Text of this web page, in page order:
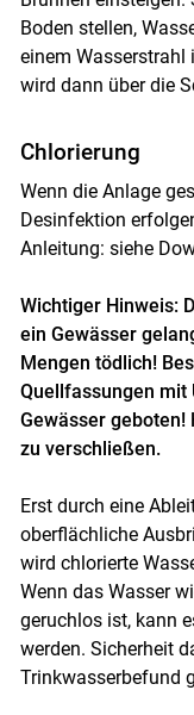
Boden stellen,
einem Wasserstrahl
wird dann über die
Chlorierung
Wenn die Anlage
Desinfektion
Anleitung: siehe
Wichtiger Hinweis:
ein Gewässer
Mengen tödlich!
Quellfassungen mit
Gewässer
zu verschließen.
Erst durch eine
oberflächliche
wird chlorierte
Wenn das Wasser
geruchlos ist, kann
werden. Sicherheit
Trinkwasserbefund